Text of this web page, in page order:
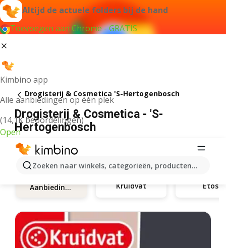
Altijd de actuele folders bij de hand
Toevoegen aan Chrome - GRATIS
Kimbino app
Alle aanbiedingen op één plek
(14,1K beoordelingen)
Open
Zoeken naar winkels, categorieën, producten...
Drogisterij & Cosmetica 'S-Hertogenbosch
Drogisterij & Cosmetica - 'S-
Hertogenbosch
Aanbiedingen Kruidvat Etos